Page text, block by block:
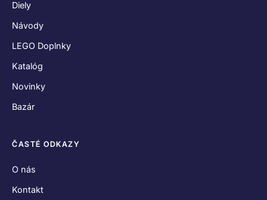
Diely
Návody
LEGO Doplnky
Katalóg
Novinky
Bazár
ČASTÉ ODKAZY
O nás
Kontakt